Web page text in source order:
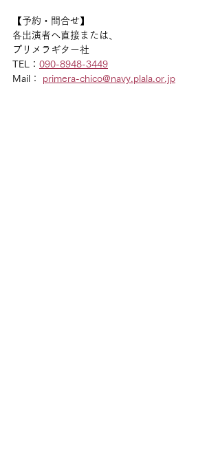
【予約・問合せ】
各出演者へ直接または、
プリメラギター社
TEL： 090-8948-3449
Mail： primera-chico@navy.plala.or.jp